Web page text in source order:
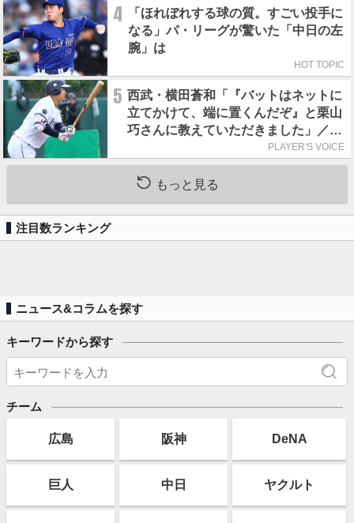
4
「ほれぼれする球の質。すごい投手に
なる」パ・リーグが驚いた「中日の左
腕」は
HOT TOPIC
5 西武・横田蒼和「『バットはネットに
立てかけて、端に置くんだぞ』と栗山
巧さんに教えていただきました」／憧
PLAYER'S VOICE
もっと見る
注目数ランキング
ニュース&コラムを探す
キーワードから探す
チーム
広島 阪神 DeNA
巨人 中日 ヤクルト